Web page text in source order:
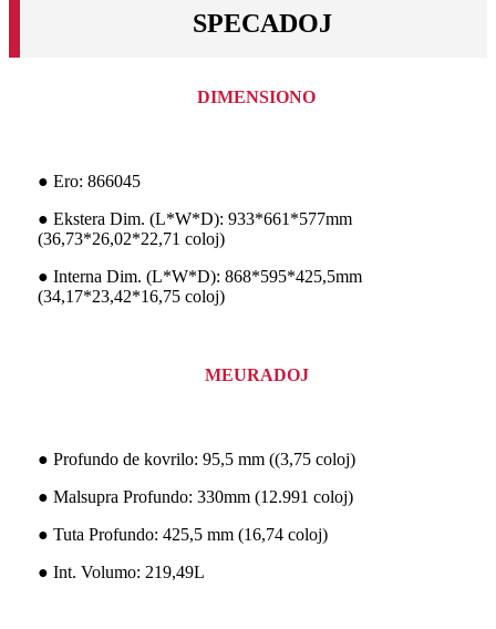
SPECADOJ
DIMENSIONO
● Ero: 866045
● Ekstera Dim. (L*W*D): 933*661*577mm
(36,73*26,02*22,71 coloj)
● Interna Dim. (L*W*D): 868*595*425,5mm
(34,17*23,42*16,75 coloj)
MEURADOJ
● Profundo de kovrilo: 95,5 mm ((3,75 coloj)
● Malsupra Profundo: 330mm (12.991 coloj)
● Tuta Profundo: 425,5 mm (16,74 coloj)
● Int. Volumo: 219,49L